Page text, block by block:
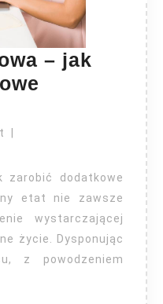
– jak
etat nie zawsze
wystarczającej
życie. Dysponując
z powodzeniem